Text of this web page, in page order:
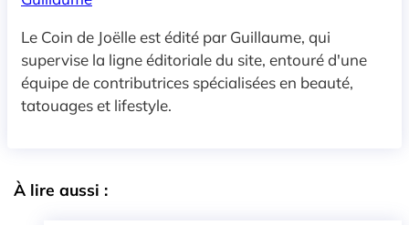
Le Coin de Joëlle est édité par Guillaume, qui
supervise la ligne éditoriale du site, entouré d'une
équipe de contributrices spécialisées en beauté,
tatouages et lifestyle.
À lire aussi :